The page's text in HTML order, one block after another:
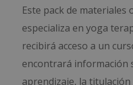
Este pack de
especializa en yoga
recibirá acceso a un
encontrará información
aprendizaje, la